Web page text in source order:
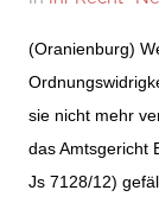
(Oranienburg)
sie nicht mehr
das Amtsgericht
Js 7128/12)